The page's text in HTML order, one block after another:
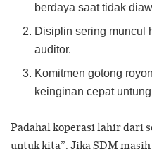
berdaya saat tidak
Disiplin sering muncul
auditor.
Komitmen gotong
keinginan cepat
Padahal koperasi lahir dari
untuk kita”. Jika SDM